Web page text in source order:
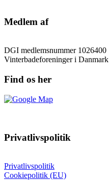
Medlem af
DGI medlemsnummer 1026400
Vinterbadeforeninger i Danmark
Find os her
Privatlivspolitik
Privatlivspolitik
Cookiepolitik (EU)